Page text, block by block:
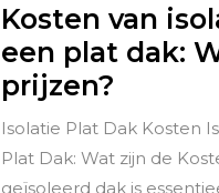
Kosten van
een plat dak:
prijzen?
van
isolatie
voor
Isolatie Plat Dak Kosten
Plat Dak: Wat zijn de
geïsoleerd dak is